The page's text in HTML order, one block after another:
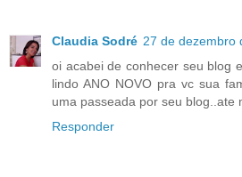
Claudia Sodré 27 de dezembro
oi acabei de conhecer seu blog
lindo ANO NOVO pra vc sua
uma passeada por seu blog..ate
Responder